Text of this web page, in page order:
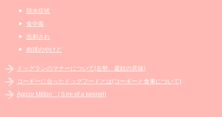
脱水症状
食中毒
虫刺され
肉球のやけど
ドッグランのマナーについて(去勢、避妊の意味)
コーギーに合ったドッグフードとは(コーギーと食事について)
Agicor Milton (Ｓire of a kennel)